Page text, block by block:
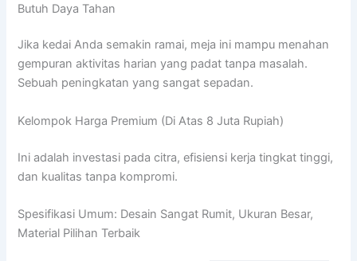
Butuh Daya Tahan
Jika kedai Anda semakin ramai, meja ini mampu menahan
gempuran aktivitas harian yang padat tanpa masalah.
Sebuah peningkatan yang sangat sepadan.
Kelompok Harga Premium (Di Atas 8 Juta Rupiah)
Ini adalah investasi pada citra, efisiensi kerja tingkat tinggi,
dan kualitas tanpa kompromi.
Spesifikasi Umum: Desain Sangat Rumit, Ukuran Besar,
Material Pilihan Terbaik